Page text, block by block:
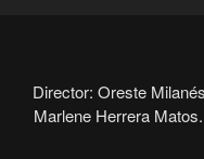
Director: Oreste
Marlene Herrera